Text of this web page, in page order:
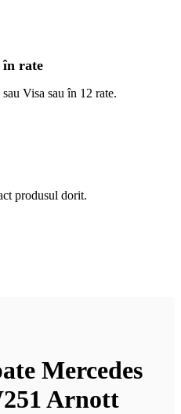
în rate
Visa sau în 12 rate.
produsul dorit.
Mercedes
Arnott